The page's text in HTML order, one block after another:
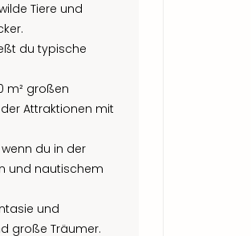
Tiere und
du typische
m² großen
Attraktionen mit
du in der
und nautischem
und
große Träumer.